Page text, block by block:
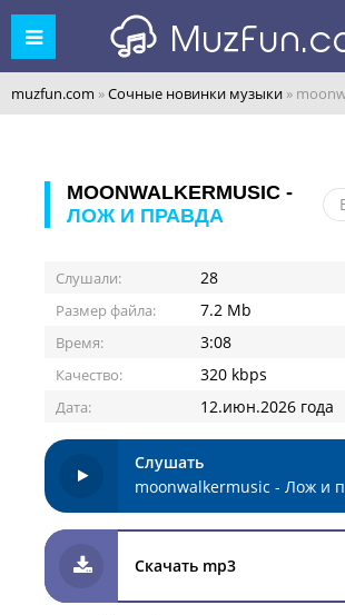
muzfun.com »Сочные новинки музыки »
MOONWALKERMUSIC -
ЛОЖ И ПРАВДА
Слушали: 28
Размер файла: 7.2 Mb
Время: 3:08
Качество: 320 kbps
Дата: 12.июн.2026 года
Слушать
moonwalkermusic - Лож и
Скачать mp3